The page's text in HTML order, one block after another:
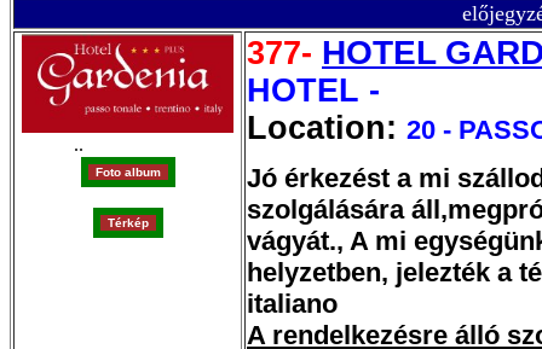
..
377- HOTEL
HOTEL -
Location: 20 -
Jó érkezést a mi
szolgálására
vágyát., A mi
helyzetben, jelezték a
italiano
A rendelkezésre álló